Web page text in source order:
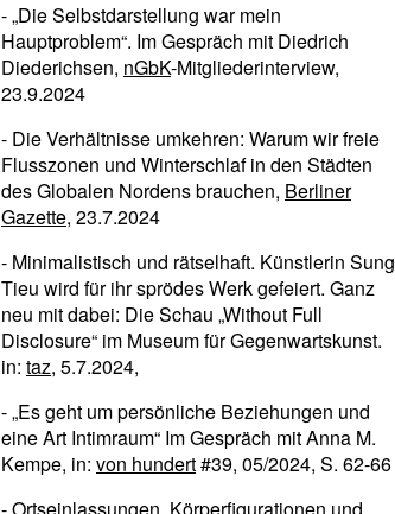
- „Die Selbstdarstellung war mein
Hauptproblem“. Im Gespräch mit Diedrich
Diederichsen, nGbK-Mitgliederinterview,
23.9.2024
- Die Verhältnisse umkehren: Warum wir freie
Flusszonen und Winterschlaf in den Städten
des Globalen Nordens brauchen, Berliner
Gazette, 23.7.2024
- Minimalistisch und rätselhaft. Künstlerin Sung
Tieu wird für ihr sprödes Werk gefeiert. Ganz
neu mit dabei: Die Schau „Without Full
Disclosure“ im Museum für Gegenwartskunst.
in: taz, 5.7.2024,
- „Es geht um persönliche Beziehungen und
eine Art Intimraum“ Im Gespräch mit Anna M.
Kempe, in: von hundert#39, 05/2024, S. 62-66